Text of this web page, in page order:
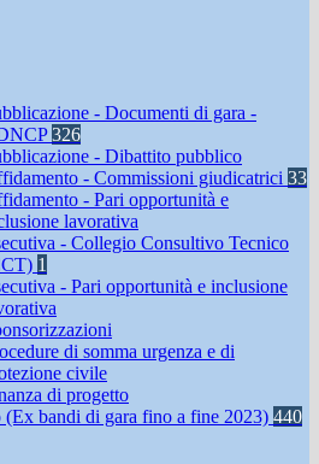
- Documenti di gara -
326
- Dibattito pubblico
- Commissioni giudicatrici 33
- Pari opportunità e
lavorativa
- Collegio Consultivo Tecnico
1
- Pari opportunità e inclusione
di somma urgenza e di
civile
di progetto
bandi di gara fino a fine 2023) 440